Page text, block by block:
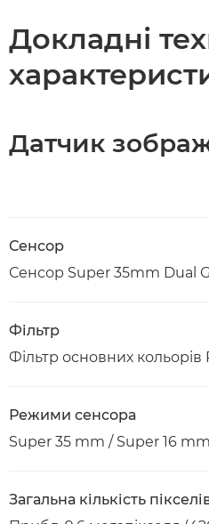
Докладні
Датчик
Сенсор
Сенсор Super 35mm Dual
Фільтр
Фільтр основних
Режими сенсора
Super 35 mm / Super 16
Загальна кількість